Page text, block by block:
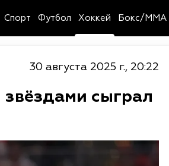
Спорт Футбол Хоккей Бокс/MMA
30 августа 2025 г., 20:22
сыграл